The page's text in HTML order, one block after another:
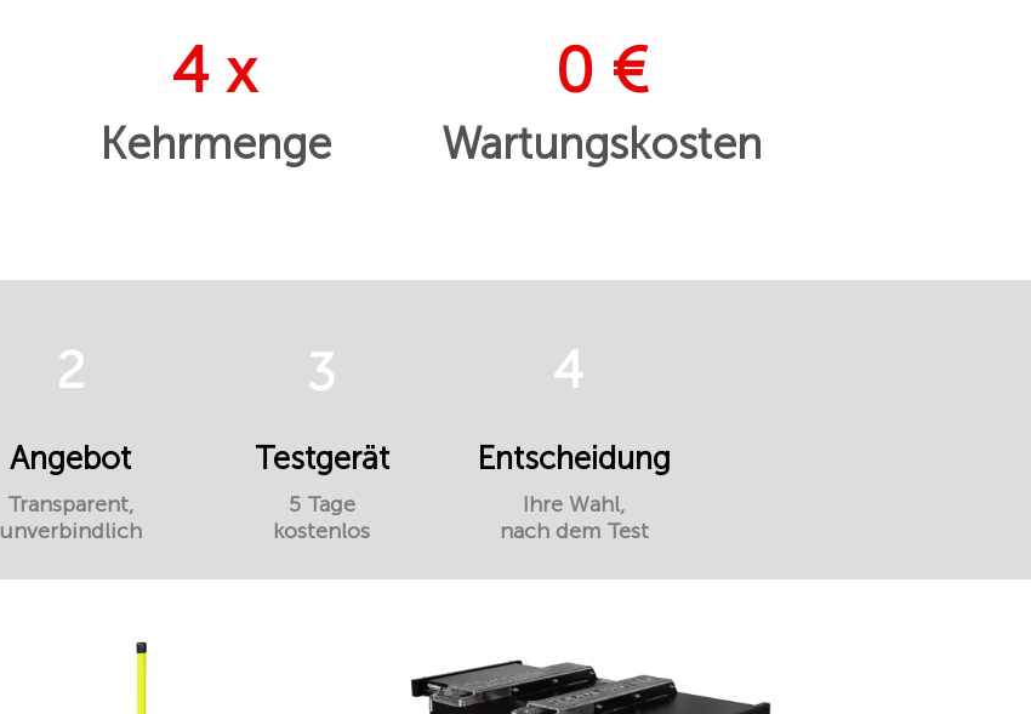
4 x
Kehrmenge
0 €
Wartungskosten
2
Angebot
Transparent,
unverbindlich
3
Testgerät
5 Tage
kostenlos
4
Entscheidung
Ihre Wahl,
nach dem Test